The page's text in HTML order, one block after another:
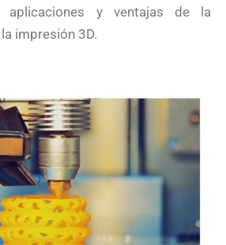
aplicaciones y ventajas de la
impresión 3D.